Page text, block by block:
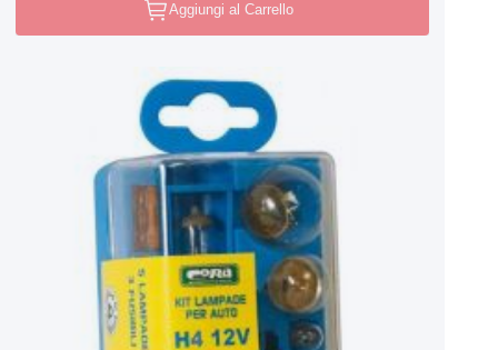
Aggiungi al Carrello